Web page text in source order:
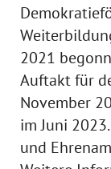
2021
Auftakt für
November
im Juni
und